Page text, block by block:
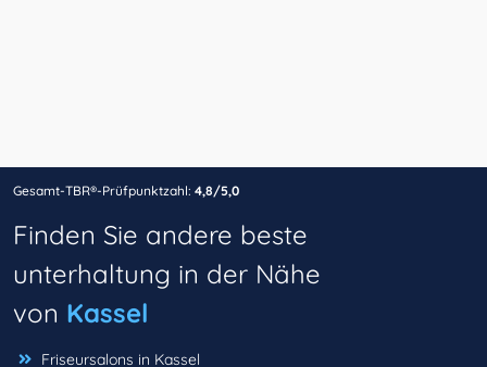
Gesamt-TBR®-Prüfpunktzahl: 4,8/5,0
Finden Sie andere beste
unterhaltung in der Nähe
von Kassel
Friseursalons in Kassel